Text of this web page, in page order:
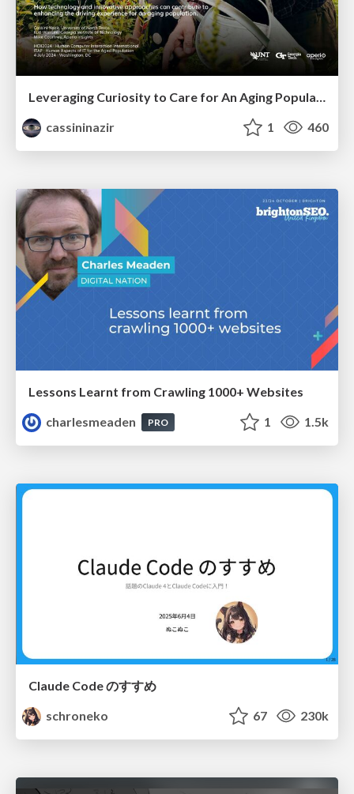
Leveraging Curiosity to Care for An Aging Population
cassininazir
1 460
Lessons Learnt from Crawling 1000+ Websites
charlesmeaden
PRO 1 1.5k
Claude Code のすすめ
schroneko
67 230k